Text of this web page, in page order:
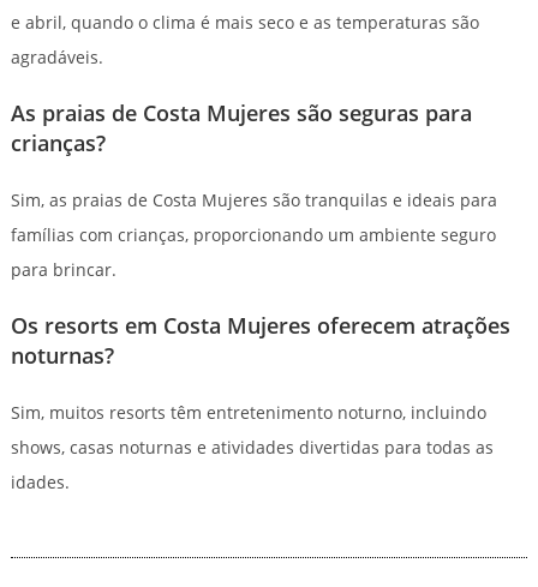
e abril, quando o clima é mais seco e as temperaturas são
agradáveis.
As praias de Costa Mujeres são seguras para
crianças?
Sim, as praias de Costa Mujeres são tranquilas e ideais para
famílias com crianças, proporcionando um ambiente seguro
para brincar.
Os resorts em Costa Mujeres oferecem atrações
noturnas?
Sim, muitos resorts têm entretenimento noturno, incluindo
shows, casas noturnas e atividades divertidas para todas as
idades.